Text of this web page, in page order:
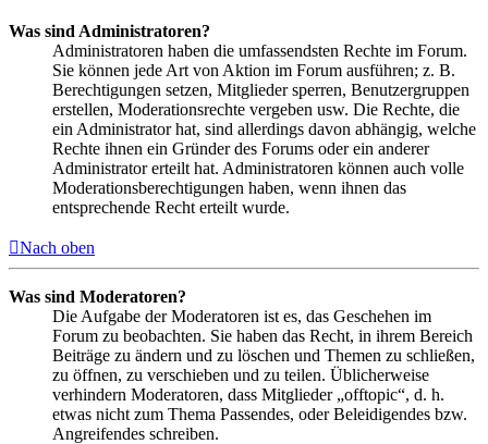
Was sind Administratoren?
Administratoren haben die umfassendsten Rechte im Forum.
Sie können jede Art von Aktion im Forum ausführen; z. B.
Berechtigungen setzen, Mitglieder sperren, Benutzergruppen
erstellen, Moderationsrechte vergeben usw. Die Rechte, die
ein Administrator hat, sind allerdings davon abhängig, welche
Rechte ihnen ein Gründer des Forums oder ein anderer
Administrator erteilt hat. Administratoren können auch volle
Moderationsberechtigungen haben, wenn ihnen das
entsprechende Recht erteilt wurde.
Nach oben
Was sind Moderatoren?
Die Aufgabe der Moderatoren ist es, das Geschehen im
Forum zu beobachten. Sie haben das Recht, in ihrem Bereich
Beiträge zu ändern und zu löschen und Themen zu schließen,
zu öffnen, zu verschieben und zu teilen. Üblicherweise
verhindern Moderatoren, dass Mitglieder „offtopic“, d. h.
etwas nicht zum Thema Passendes, oder Beleidigendes bzw.
Angreifendes schreiben.